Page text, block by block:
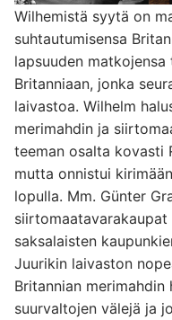
Wilhemistä syytä on
suhtautumisensa
lapsuuden
Britanniaan, jonka
laivastoa. Wilhelm
merimahdin ja
teeman osalta kovasti
mutta onnistui
lopulla. Mm. Günter
saksalaisten
Juurikin laivaston
Britannian
suurvaltojen välejä ja